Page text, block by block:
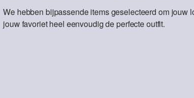
We hebben bijpassende items geselecteerd om jouw
jouw favoriet heel eenvoudig de perfecte outfit.